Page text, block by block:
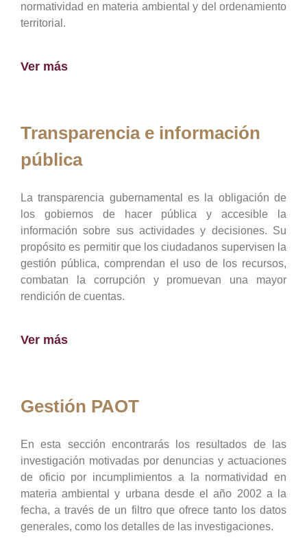
normatividad en materia ambiental y del ordenamiento
territorial.
Ver más
Transparencia e información
pública
La transparencia gubernamental es la obligación de
los gobiernos de hacer pública y accesible la
información sobre sus actividades y decisiones. Su
propósito es permitir que los ciudadanos supervisen la
gestión pública, comprendan el uso de los recursos,
combatan la corrupción y promuevan una mayor
rendición de cuentas.
Ver más
Gestión PAOT
En esta sección encontrarás los resultados de las
investigación motivadas por denuncias y actuaciones
de oficio por incumplimientos a la normatividad en
materia ambiental y urbana desde el año 2002 a la
fecha, a través de un filtro que ofrece tanto los datos
generales, como los detalles de las investigaciones.